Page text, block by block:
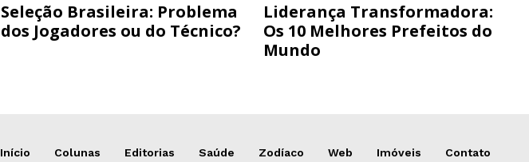
Seleção Brasileira: Problema
dos Jogadores ou do Técnico?
Liderança Transformadora:
Os 10 Melhores Prefeitos do
Mundo
Início Colunas Editorias Saúde Zodíaco Web Imóveis Contato